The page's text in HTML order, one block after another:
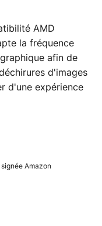
AMD
la fréquence
afin de
d'images
d'une expérience
Amazon